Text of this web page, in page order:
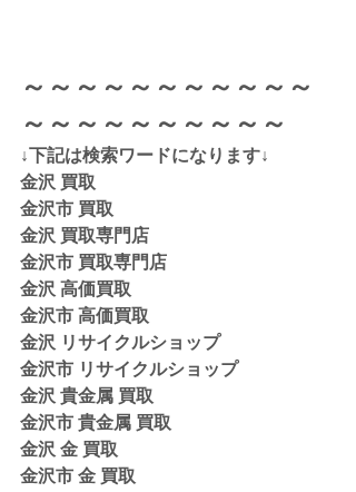
～～～～～～～～～～～
～～～～～～～～～～
↓下記は検索ワードになります↓
金沢 買取
金沢市 買取
金沢 買取専門店
金沢市 買取専門店
金沢 高価買取
金沢市 高価買取
金沢 リサイクルショップ
金沢市 リサイクルショップ
金沢 貴金属 買取
金沢市 貴金属 買取
金沢 金 買取
金沢市 金 買取